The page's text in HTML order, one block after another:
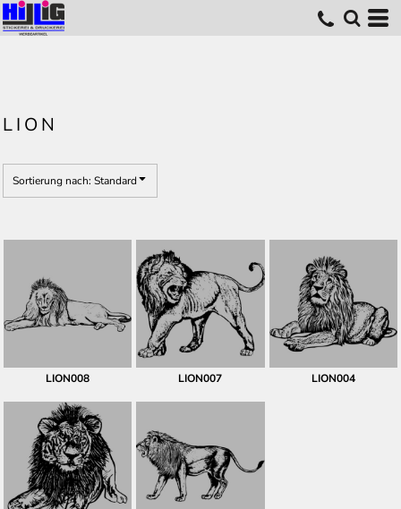
LION
Sortierung nach: Standard
LION008 LION007 LION004
Standard